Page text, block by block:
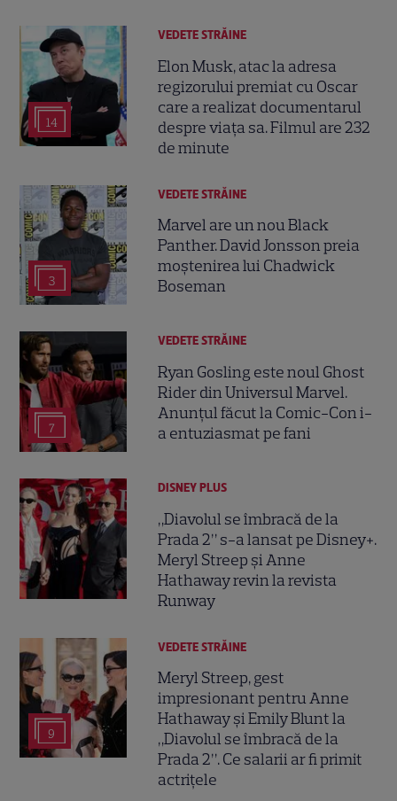
14
VEDETE STRĂINE
Elon Musk, atac la adresa
regizorului premiat cu Oscar
care a realizat documentarul
despre viața sa. Filmul are 232
de minute
3
VEDETE STRĂINE
Marvel are un nou Black
Panther. David Jonsson preia
moștenirea lui Chadwick
Boseman
7
VEDETE STRĂINE
Ryan Gosling este noul Ghost
Rider din Universul Marvel.
Anunțul făcut la Comic-Con i-
a entuziasmat pe fani
DISNEY PLUS
„Diavolul se îmbracă de la
Prada 2” s-a lansat pe Disney+.
Meryl Streep și Anne
Hathaway revin la revista
Runway
9
VEDETE STRĂINE
Meryl Streep, gest
impresionant pentru Anne
Hathaway și Emily Blunt la
„Diavolul se îmbracă de la
Prada 2”. Ce salarii ar fi primit
actrițele